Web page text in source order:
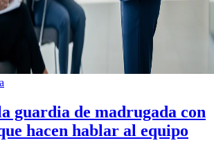
guardia de madrugada con
hacen hablar al equipo